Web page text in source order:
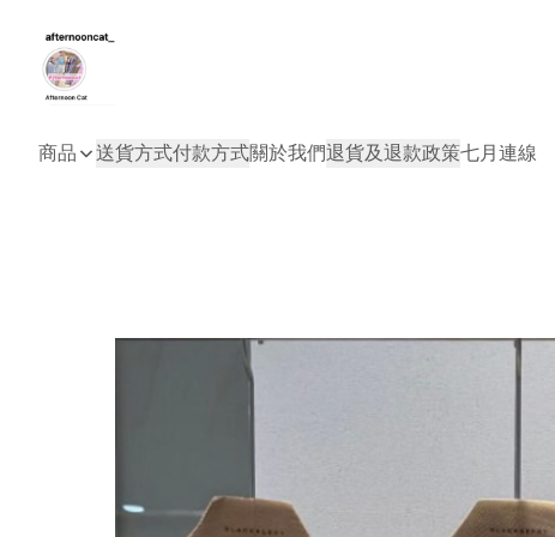
商品 送貨方式付款方式關於我們退貨及退款政策七月連線